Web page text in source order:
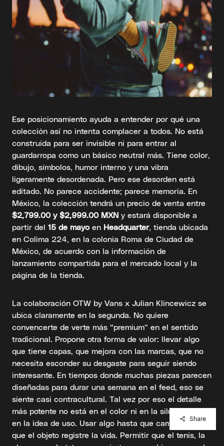
Ese posicionamiento ayuda a entender por qué una
colección así no intenta complacer a todos. No está
construida para ser invisible ni para entrar al
guardarropa como un básico neutral más. Tiene color,
dibujo, símbolos, humor interno y una vibra
ligeramente desordenada. Pero ese desorden está
editado. No parece accidente; parece memoria. En
México, la colección tendrá un precio de venta entre
$2,799.00 y $2,999.00 MXN y estará disponible a
partir del 15 de mayo en Headquarter, tienda ubicada
en Colima 224, en la colonia Roma de Ciudad de
México, de acuerdo con la información de
lanzamiento compartida para el mercado local y la
página de la tienda.
La colaboración OTW by Vans x Julian Klincewicz se
ubica claramente en la segunda. No quiere
convencerte de verte más “premium” en el sentido
tradicional. Propone otra forma de valor: llevar algo
que tiene capas, que mejora con las marcas, que no
necesita esconder su desgaste para seguir siendo
interesante. En tiempos donde muchas piezas parecen
diseñadas para durar una semana en el feed, eso se
siente casi contracultural. Tal vez por eso el detalle
más potente no está en el color ni en la silueta, sino
en la idea de uso. Usar algo hasta que cambie. Dejar
que el objeto registre la vida. Permitir que el tenis, la
Share